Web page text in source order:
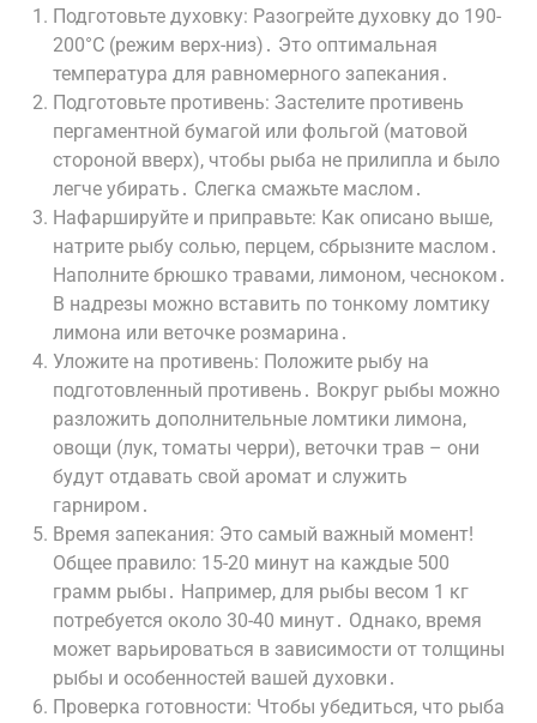
Подготовьте духовку: Разогрейте духовку до 190-
200°C (режим верх-низ)․ Это оптимальная
температура для равномерного запекания․
Подготовьте противень: Застелите противень
пергаментной бумагой или фольгой (матовой
стороной вверх), чтобы рыба не прилипла и было
легче убирать․ Слегка смажьте маслом․
Нафаршируйте и приправьте: Как описано выше,
натрите рыбу солью, перцем, сбрызните маслом․
Наполните брюшко травами, лимоном, чесноком․
В надрезы можно вставить по тонкому ломтику
лимона или веточке розмарина․
Уложите на противень: Положите рыбу на
подготовленный противень․ Вокруг рыбы можно
разложить дополнительные ломтики лимона,
овощи (лук, томаты черри), веточки трав – они
будут отдавать свой аромат и служить
гарниром․
Время запекания: Это самый важный момент!
Общее правило: 15-20 минут на каждые 500
грамм рыбы․ Например, для рыбы весом 1 кг
потребуется около 30-40 минут․ Однако, время
может варьироваться в зависимости от толщины
рыбы и особенностей вашей духовки․
Проверка готовности: Чтобы убедиться, что рыба